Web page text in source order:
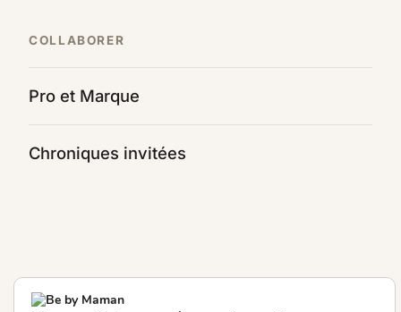
COLLABORER
Pro et Marque
Chroniques invitées